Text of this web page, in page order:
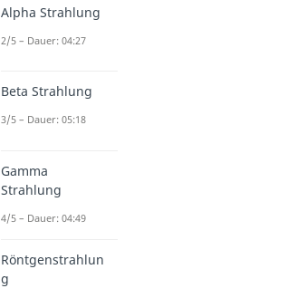
Alpha Strahlung
2/5 – Dauer: 04:27
Beta Strahlung
3/5 – Dauer: 05:18
Gamma
Strahlung
4/5 – Dauer: 04:49
Röntgenstrahlun
g